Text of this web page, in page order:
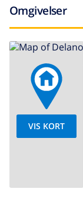
Omgivelser
VIS KORT